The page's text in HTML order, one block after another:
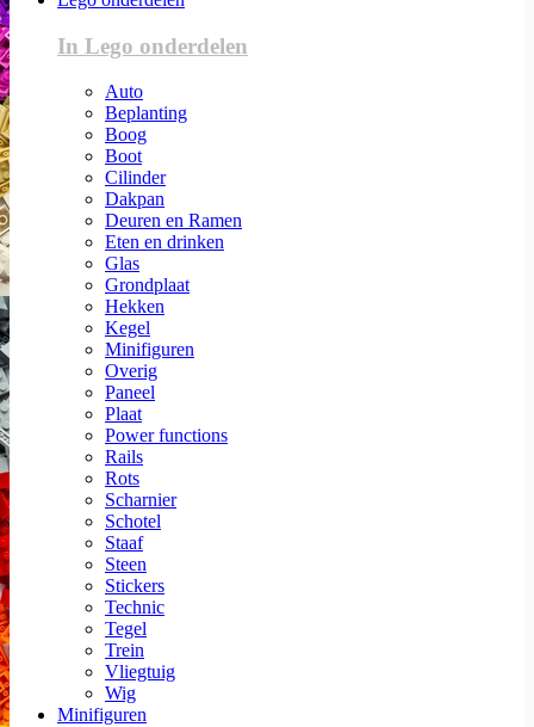
In Lego onderdelen
Auto
Beplanting
Boog
Boot
Cilinder
Dakpan
Deuren en Ramen
Eten en drinken
Glas
Grondplaat
Hekken
Kegel
Minifiguren
Overig
Paneel
Plaat
Power functions
Rails
Rots
Scharnier
Schotel
Staaf
Steen
Stickers
Technic
Tegel
Trein
Vliegtuig
Wig
Minifiguren